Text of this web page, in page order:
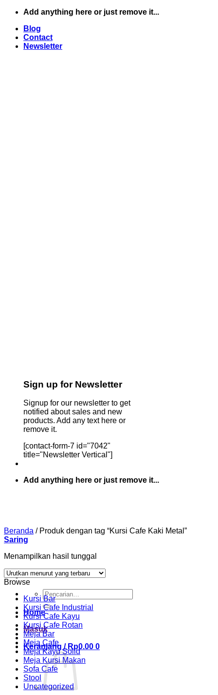
Skip
content
Add anything here or just remove it...
Blog
Contact
Newsletter
Sign up for Newsletter
Signup for our newsletter to get
notified about sales and new
products. Add any text here or
remove it.
[contact-form-7 id="7042"
title="Newsletter Vertical"]
Add anything here or just remove it...
Pencarian
untuk:
Home
Masuk
Keranjang / Rp0.00 0
Beranda /Produk dengan tag “Kursi Cafe Kaki Metal”
Saring
Menampilkan hasil tunggal
Browse
Kursi Bar
Kursi Cafe Industrial
Kursi Cafe Kayu
Kursi Cafe Rotan
Meja Bar
Meja Cafe
Meja Kayu Solid
Meja Kursi Makan
Sofa Cafe
Stool
Uncategorized